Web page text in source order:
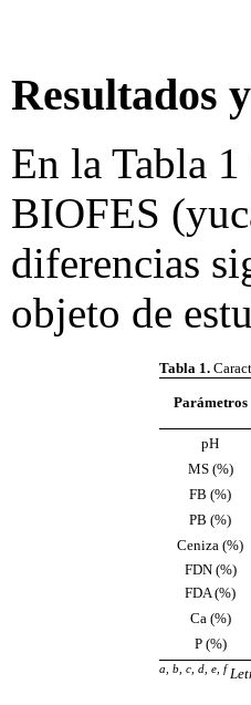
Resultados
En la Tabla
BIOFES
diferencias
objeto de
Tabla 1.
Parámetros
pH
MS (%)
FB (%)
PB (%)
Ceniza (%)
FDN (%)
FDA (%)
Ca (%)
P (%)
a, b, c, d, e, f